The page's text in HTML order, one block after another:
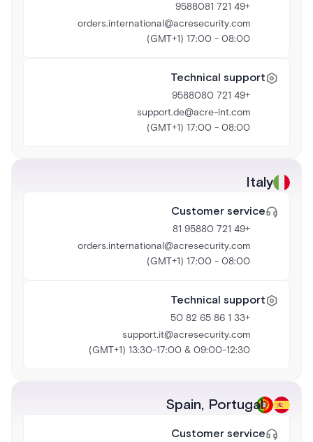
+49 721 9588081
orders.international@acresecurity.com
08:00 - 17:00 (GMT+1)
Technical support
+49 721 9588080
support.de@acre-int.com
08:00 - 17:00 (GMT+1)
Italy
Customer service
+49 721 95880 81
orders.international@acresecurity.com
08:00 - 17:00 (GMT+1)
Technical support
+33 1 86 65 82 50
support.it@acresecurity.com
09:00-12:30 & 13:30-17:00 (GMT+1)
Spain, Portugal
Customer service